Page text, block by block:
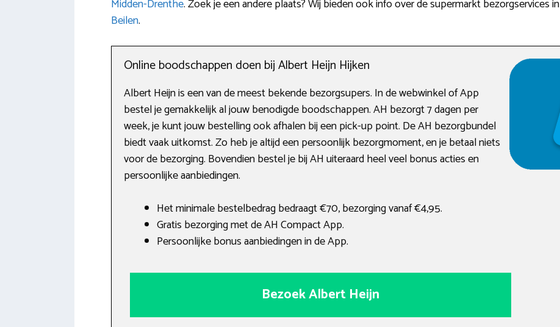
Midden-Drenthe. Zoek je een andere plaats? Wij bieden ook info over de supermarkt bezorgservices in
Beilen.
Online boodschappen doen bij Albert Heijn Hijken
Albert Heijn is een van de meest bekende bezorgsupers. In de webwinkel of App
bestel je gemakkelijk al jouw benodigde boodschappen. AH bezorgt 7 dagen per
week, je kunt jouw bestelling ook afhalen bij een pick-up point. De AH bezorgbundel
biedt vaak uitkomst. Zo heb je altijd een persoonlijk bezorgmoment, en je betaal niets
voor de bezorging. Bovendien bestel je bij AH uiteraard heel veel bonus acties en
persoonlijke aanbiedingen.
Het minimale bestelbedrag bedraagt €70, bezorging vanaf €4,95.
Gratis bezorging met de AH Compact App.
Persoonlijke bonus aanbiedingen in de App.
Bezoek Albert Heijn